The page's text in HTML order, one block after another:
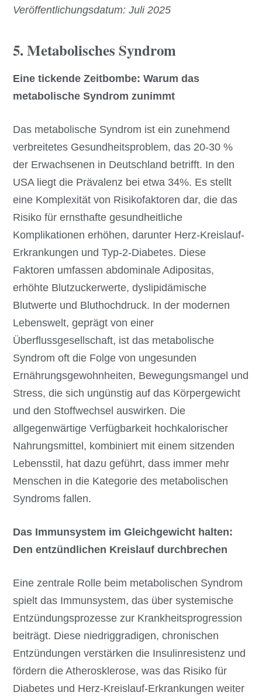
Veröffentlichungsdatum: Juli 2025
5. Metabolisches Syndrom
Eine tickende Zeitbombe: Warum das
metabolische Syndrom zunimmt
Das metabolische Syndrom ist ein zunehmend
verbreitetes Gesundheitsproblem, das 20-30 %
der Erwachsenen in Deutschland betrifft. In den
USA liegt die Prävalenz bei etwa 34%. Es stellt
eine Komplexität von Risikofaktoren dar, die das
Risiko für ernsthafte gesundheitliche
Komplikationen erhöhen, darunter Herz-Kreislauf-
Erkrankungen und Typ-2-Diabetes. Diese
Faktoren umfassen abdominale Adipositas,
erhöhte Blutzuckerwerte, dyslipidämische
Blutwerte und Bluthochdruck. In der modernen
Lebenswelt, geprägt von einer
Überflussgesellschaft, ist das metabolische
Syndrom oft die Folge von ungesunden
Ernährungsgewohnheiten, Bewegungsmangel und
Stress, die sich ungünstig auf das Körpergewicht
und den Stoffwechsel auswirken. Die
allgegenwärtige Verfügbarkeit hochkalorischer
Nahrungsmittel, kombiniert mit einem sitzenden
Lebensstil, hat dazu geführt, dass immer mehr
Menschen in die Kategorie des metabolischen
Syndroms fallen.
Das Immunsystem im Gleichgewicht halten:
Den entzündlichen Kreislauf durchbrechen
Eine zentrale Rolle beim metabolischen Syndrom
spielt das Immunsystem, das über systemische
Entzündungsprozesse zur Krankheitsprogression
beiträgt. Diese niedriggradigen, chronischen
Entzündungen verstärken die Insulinresistenz und
fördern die Atherosklerose, was das Risiko für
Diabetes und Herz-Kreislauf-Erkrankungen weiter